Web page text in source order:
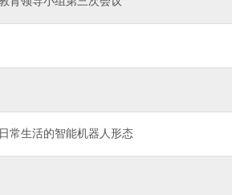
常生活的智能机器人形态